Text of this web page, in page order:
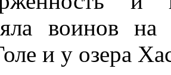
воинов
и у озера